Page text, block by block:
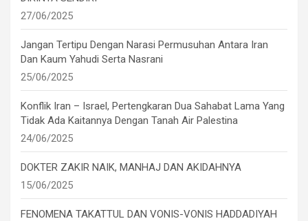
27/06/2025
Jangan Tertipu Dengan Narasi Permusuhan Antara Iran
Dan Kaum Yahudi Serta Nasrani
25/06/2025
Konflik Iran – Israel, Pertengkaran Dua Sahabat Lama Yang
Tidak Ada Kaitannya Dengan Tanah Air Palestina
24/06/2025
DOKTER ZAKIR NAIK, MANHAJ DAN AKIDAHNYA
15/06/2025
FENOMENA TAKATTUL DAN VONIS-VONIS HADDADIYAH